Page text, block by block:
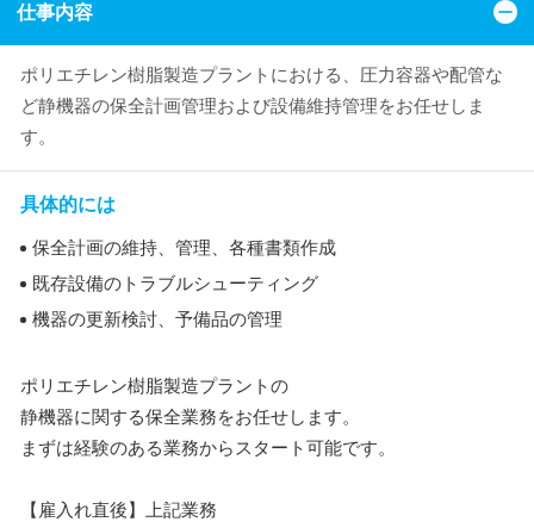
仕事内容
ポリエチレン樹脂製造プラントにおける、圧力容器や配管な
ど静機器の保全計画管理および設備維持管理をお任せしま
す。
具体的には
保全計画の維持、管理、各種書類作成
既存設備のトラブルシューティング
機器の更新検討、予備品の管理
ポリエチレン樹脂製造プラントの
静機器に関する保全業務をお任せします。
まずは経験のある業務からスタート可能です。
【雇入れ直後】上記業務